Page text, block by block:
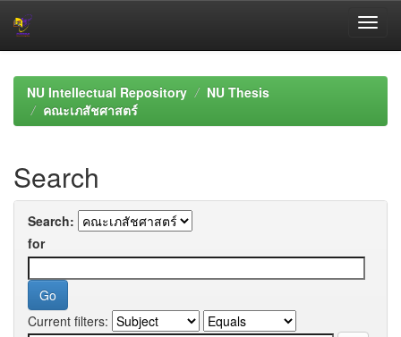
navigationNU Intellectual Repository
NU Thesis
คณะเภสัชศาสตร์
Search
Search:
for
Current filters: